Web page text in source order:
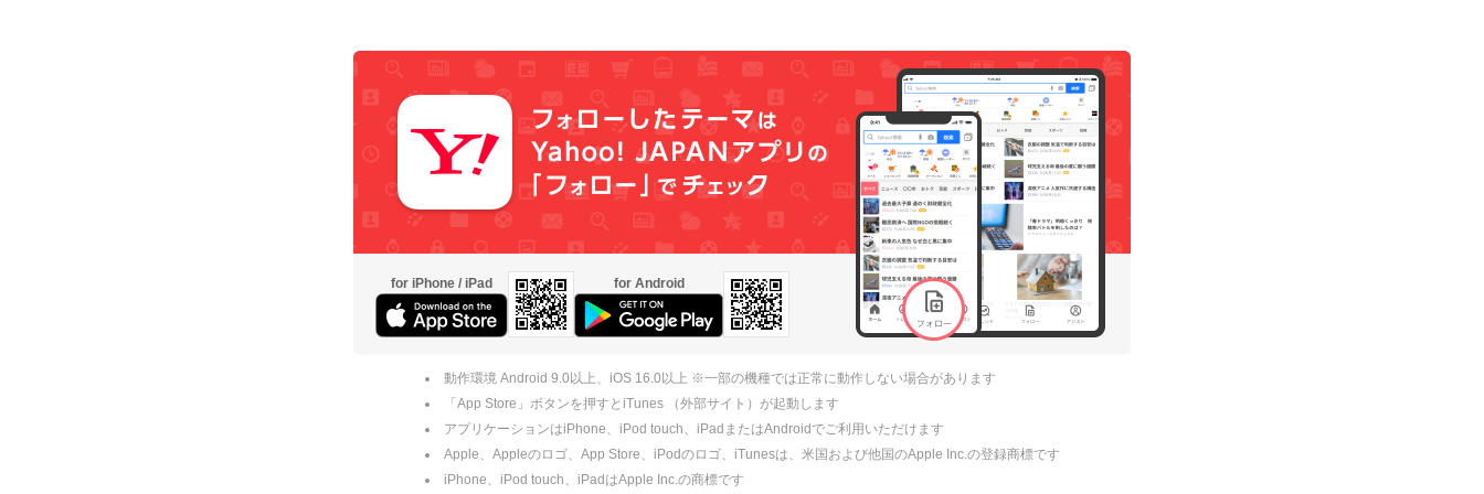
for iPhone / iPad for Android
動作環境 Android 9.0以上、iOS 16.0以上 ※一部の機種では正常に動作しない場合があります
「App Store」ボタンを押すとiTunes （外部サイト）が起動します
アプリケーションはiPhone、iPod touch、iPadまたはAndroidでご利用いただけます
Apple、Appleのロゴ、App Store、iPodのロゴ、iTunesは、米国および他国のApple Inc.の登録商標です
iPhone、iPod touch、iPadはApple Inc.の商標です